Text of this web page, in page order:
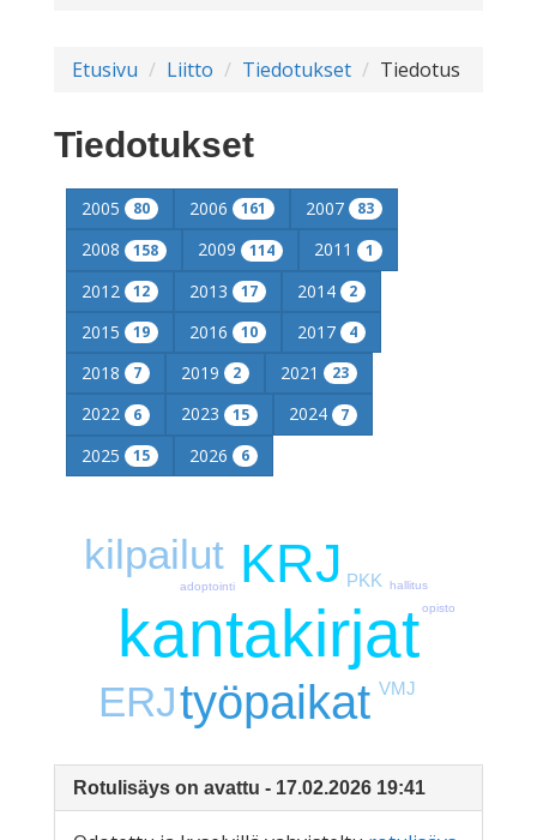
Etusivu Liitto Tiedotukset Tiedotus
Tiedotukset
2005 80 2006 161 2007 83
2008 158 2009 114 2011 1
2012 12 2013 17 2014 2
2015 19 2016 10 2017 4
2018 7 2019 2 2021 23
2022 6 2023 15 2024 7
2025 15 2026 6
kantakirjat
KRJ
työpaikat
kilpailut
ERJ
PKK
VMJ
hallitus
opisto
adoptointi
Rotulisäys on avattu - 17.02.2026 19:41